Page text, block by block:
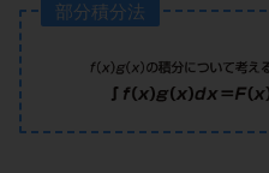
部分積分法